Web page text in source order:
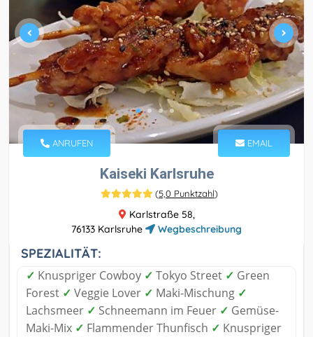
ANRUFEN EMAIL
Kaiseki Karlsruhe
(5,0 Punktzahl)
Karlstraße 58,
76133 Karlsruhe
Wegbeschreibung
SPEZIALITÄT:
✓ Knuspriger Cowboy ✓ Tokyo Street ✓ Green
Forest ✓ Veggie Lover ✓ Maki-Mischung ✓
Lachsmeer ✓ Schneemann im Feuer ✓ Gemüse-
Maki-Mix ✓ Flammender Thunfisch ✓ Knuspriger